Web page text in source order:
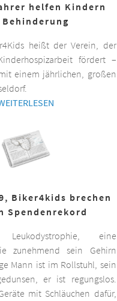
helfen Kindern
heißt der Verein, der
fördert –
einem jährlichen, großen
Biker4kids brechen
Spendenrekord
eine
zunehmend sein Gehirn
Mann ist im Rollstuhl, sein
er ist regungslos.
mit Schläuchen dafür,